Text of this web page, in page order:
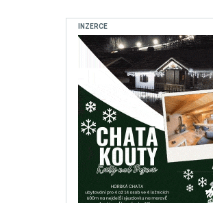
INZERCE